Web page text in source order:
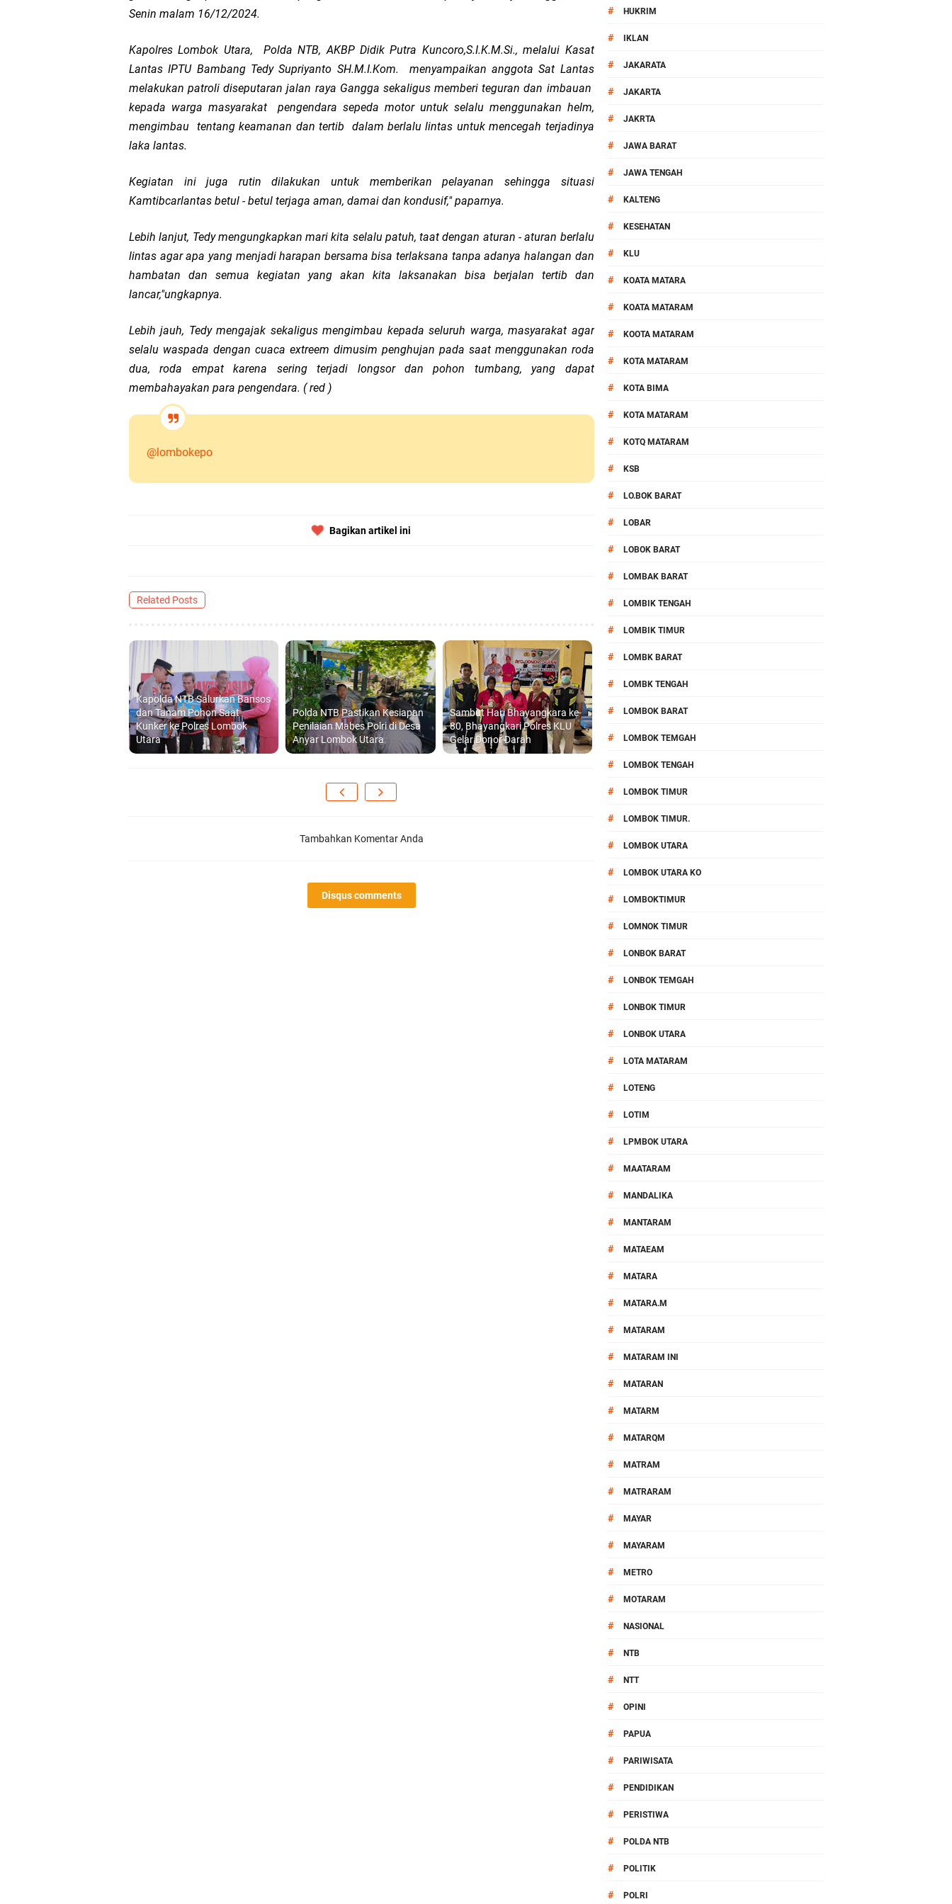
Dua Residivis Curanmor Dibekuk Polisi, Motor Curian Dijual ke Lombok Tengah
LPA Mataram. Apresiasi Polisi Berhasil Ungkap Kasus Kematian Mahasiswi NDR
Kapolda NTB Letakkan Batu Pertama Balai Kemitraan Polri dan Masyarakat
Kapolda NTB Matangkan Pengamanan MotoGP 2026
Polda NTB Perkuat Upaya Cegah Gangguan Kamtibmas Lewat Patroli
Polsek Sandubaya Kawal Prosesi Ngaben di Cilinaya
Kapolsek Lingsar Apresiasi Relawan Evakuasi Wisatawan Berikan HT
Senin malam 16/12/2024.
Kapolres Lombok Utara, Polda NTB, AKBP Didik Putra Kuncoro,S.I.K.M.Si., melalui Kasat
Lantas IPTU Bambang Tedy Supriyanto SH.M.I.Kom. menyampaikan anggota Sat Lantas
melakukan patroli diseputaran jalan raya Gangga sekaligus memberi teguran dan imbauan
kepada warga masyarakat pengendara sepeda motor untuk selalu menggunakan helm,
mengimbau tentang keamanan dan tertib dalam berlalu lintas untuk mencegah terjadinya
laka lantas.
Kegiatan ini juga rutin dilakukan untuk memberikan pelayanan sehingga situasi
Kamtibcarlantas betul - betul terjaga aman, damai dan kondusif," paparnya.
Lebih lanjut, Tedy mengungkapkan mari kita selalu patuh, taat dengan aturan - aturan berlalu
lintas agar apa yang menjadi harapan bersama bisa terlaksana tanpa adanya halangan dan
hambatan dan semua kegiatan yang akan kita laksanakan bisa berjalan tertib dan
lancar,"ungkapnya.
Lebih jauh, Tedy mengajak sekaligus mengimbau kepada seluruh warga, masyarakat agar
selalu waspada dengan cuaca extreem dimusim penghujan pada saat menggunakan roda
dua, roda empat karena sering terjadi longsor dan pohon tumbang, yang dapat
membahayakan para pengendara. ( red )
@lombokepo
Bagikan artikel ini
Related Posts
Kapolda NTB Salurkan Bansos
dan Tanam Pohon Saat
Kunker ke Polres Lombok
Utara
Polda NTB Pastikan Kesiapan
Penilaian Mabes Polri di Desa
Anyar Lombok Utara
Sambut Hari Bhayangkara ke-
80, Bhayangkari Polres KLU
Gelar Donor Darah
Tambahkan Komentar Anda
Disqus comments
# HUKRIM
# IKLAN
# JAKARATA
# JAKARTA
# JAKRTA
# JAWA BARAT
# JAWA TENGAH
# KALTENG
# KESEHATAN
# KLU
# KOATA MATARA
# KOATA MATARAM
# KOOTA MATARAM
# KOTA MATARAM
# KOTA BIMA
# KOTA MATARAM
# KOTQ MATARAM
# KSB
# LO.BOK BARAT
# LOBAR
# LOBOK BARAT
# LOMBAK BARAT
# LOMBIK TENGAH
# LOMBIK TIMUR
# LOMBK BARAT
# LOMBK TENGAH
# LOMBOK BARAT
# LOMBOK TEMGAH
# LOMBOK TENGAH
# LOMBOK TIMUR
# LOMBOK TIMUR.
# LOMBOK UTARA
# LOMBOK UTARA KO
# LOMBOKTIMUR
# LOMNOK TIMUR
# LONBOK BARAT
# LONBOK TEMGAH
# LONBOK TIMUR
# LONBOK UTARA
# LOTA MATARAM
# LOTENG
# LOTIM
# LPMBOK UTARA
# MAATARAM
# MANDALIKA
# MANTARAM
# MATAEAM
# MATARA
# MATARA.M
# MATARAM
# MATARAM INI
# MATARAN
# MATARM
# MATARQM
# MATRAM
# MATRARAM
# MAYAR
# MAYARAM
# METRO
# MOTARAM
# NASIONAL
# NTB
# NTT
# OPINI
# PAPUA
# PARIWISATA
# PENDIDIKAN
# PERISTIWA
# POLDA NTB
# POLITIK
# POLRI